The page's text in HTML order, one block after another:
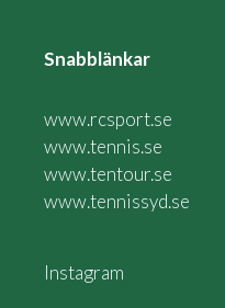
Snabblänkar
www.rcsport.se
www.tennis.se
www.tentour.se
www.tennissyd.se
Instagram